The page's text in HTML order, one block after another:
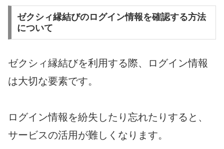
ゼクシィ縁結びのログイン情報を確認する方法
について
ゼクシィ縁結びを利用する際、ログイン情報
は大切な要素です。
ログイン情報を紛失したり忘れたりすると、
サービスの活用が難しくなります。